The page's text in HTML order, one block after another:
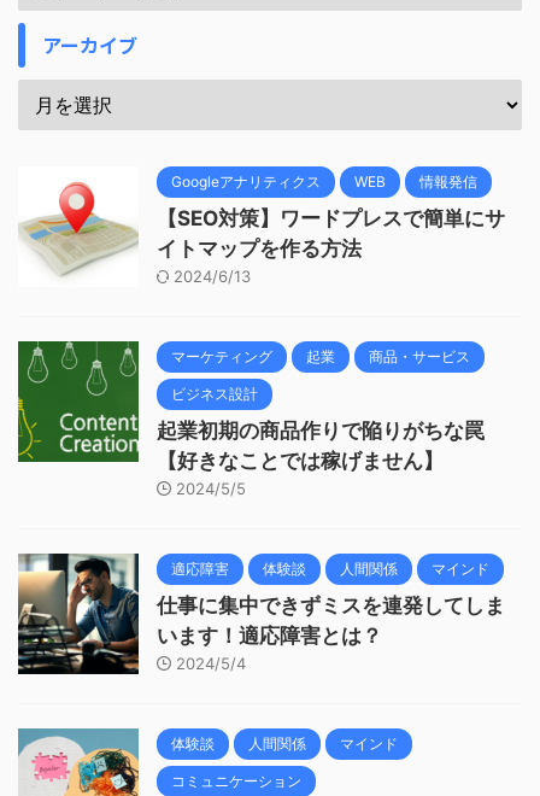
アーカイブ
Googleアナリティクス WEB 情報発信
【SEO対策】ワードプレスで簡単にサ
イトマップを作る方法
2024/6/13
マーケティング 起業 商品・サービス
ビジネス設計
起業初期の商品作りで陥りがちな罠
【好きなことでは稼げません】
2024/5/5
適応障害 体験談 人間関係 マインド
仕事に集中できずミスを連発してしま
います！適応障害とは？
2024/5/4
体験談 人間関係 マインド
コミュニケーション